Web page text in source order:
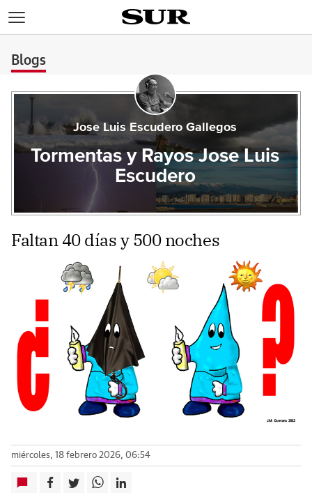
Blogs
Jose Luis Escudero Gallegos
Tormentas y Rayos Jose Luis
Escudero
Faltan 40 días y 500 noches
miércoles, 18 febrero 2026, 06:54